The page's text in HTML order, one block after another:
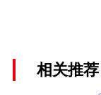
相关推荐